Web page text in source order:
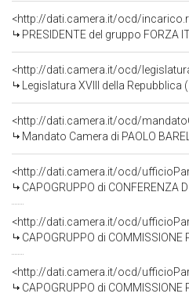
<http://dati.camera.it/ocd/
PRESIDENTE del gruppo FORZA
<http://dati.camera.it/ocd/
Legislatura XVIII della
<http://dati.camera.it/ocd/
Mandato Camera di PAOLO
<http://dati.camera.it/ocd/
CAPOGRUPPO di CONFERENZA
<http://dati.camera.it/ocd/
CAPOGRUPPO di COMMISSIONE PARLAMENTARE DI
<http://dati.camera.it/ocd/
CAPOGRUPPO di COMMISSIONE